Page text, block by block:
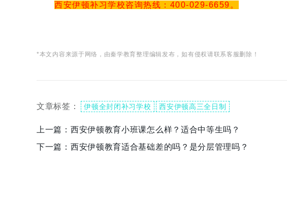
西安伊顿补习学校咨询热线：400-029-6659。
*本文内容来源于网络，由秦学教育整理编辑发布，如有侵权请联系客服删除！
文章标签： 伊顿全封闭补习学校 西安伊顿高三全日制
上一篇： 西安伊顿教育小班课怎么样？适合中等生吗？
下一篇： 西安伊顿教育适合基础差的吗？是分层管理吗？